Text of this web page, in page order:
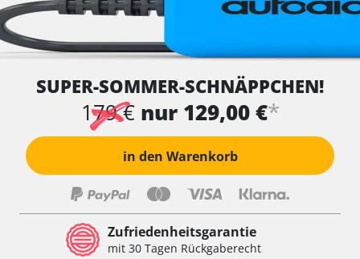
SUPER-SOMMER-SCHNÄPPCHEN!
179 € nur 129,00 €*
in den Warenkorb
Zufriedenheitsgarantie
mit 30 Tagen Rückgaberecht